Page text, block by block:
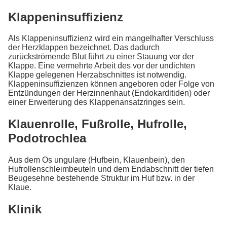
Klappeninsuffizienz
Als Klappeninsuffizienz wird ein mangelhafter Verschluss
der Herzklappen bezeichnet. Das dadurch
zurückströmende Blut führt zu einer Stauung vor der
Klappe. Eine vermehrte Arbeit des vor der undichten
Klappe gelegenen Herzabschnittes ist notwendig.
Klappeninsuffizienzen können angeboren oder Folge von
Entzündungen der Herzinnenhaut (Endokarditiden) oder
einer Erweiterung des Klappenansatzringes sein.
Klauenrolle, Fußrolle, Hufrolle,
Podotrochlea
Aus dem Os ungulare (Hufbein, Klauenbein), den
Hufrollenschleimbeuteln und dem Endabschnitt der tiefen
Beugesehne bestehende Struktur im Huf bzw. in der
Klaue.
Klinik